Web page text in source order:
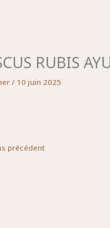
RUBIS
/ 10 juin 2025
précédent